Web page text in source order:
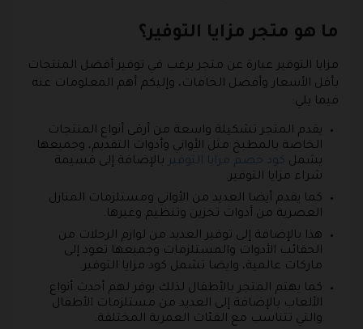
ما هو متجر مزايا التوفير؟
مزايا التوفير عبارة عن متجر يرغب في توفير أفضل المنتجات
بأقل الأسعار وأفضل الخامات، وإليكم أهم المعلومات عنه
فيما يلي:
يقدم المتجر تشكيلة واسعة من أرقى أنواع المنتجات
الخاصة بالمطبخ مثل الأواني وأدوات التقديم، وجميعها
يشمل كود خصم مزايا التوفير بالإضافة إلى قسيمة
شراء مزايا التوفير.
كما يقدم أيضا العديد من الأواني ومستلزمات المنازل
العصرية من أدوات تخزين وتنظيم وغيرها.
هذا بالإضافة إلى توفير العديد من لوازم الرحلات من
الحقائب الأدوات والمستلزمات وجميعها تعود إلى
ماركات عالمية، وايضا تشمل كود مزايا التوفير.
كما يهتم المتجر بالأطفال لذلك يوفر لهم أحدث أنواع
الألعاب بالإضافة إلى العديد من مستلزمات الأطفال
والتي تتناسب مع الفئات العمرية المختلفة.